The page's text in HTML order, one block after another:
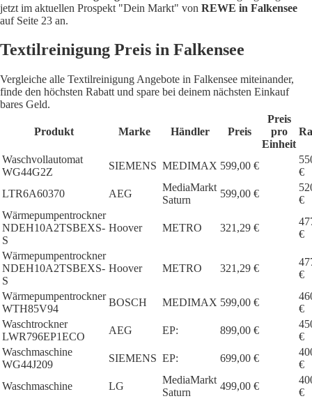
jetzt im aktuellen Prospekt "Dein Markt" von REWE in Falkensee
auf Seite 23 an.
Textilreinigung Preis in Falkensee
Vergleiche alle Textilreinigung Angebote in Falkensee miteinander,
finde den höchsten Rabatt und spare bei deinem nächsten Einkauf
bares Geld.
Produkt Marke Händler Preis
Preis
pro
Einheit
Waschvollautomat
WG44G2Z
SIEMENS MEDIMAX 599,00 €
€
LTR6A60370
AEG
MediaMarkt
Saturn
599,00 €
€
Wärmepumpentrockner
NDEH10A2TSBEXS-
S
Hoover METRO 321,29 €
€
Wärmepumpentrockner
NDEH10A2TSBEXS-
S
Hoover METRO 321,29 €
€
Wärmepumpentrockner
WTH85V94
BOSCH MEDIMAX 599,00 €
€
Waschtrockner
LWR796EP1ECO
AEG EP: 899,00 €
€
Waschmaschine
WG44J209
SIEMENS EP: 699,00 €
€
Waschmaschine
LG
MediaMarkt
Saturn
499,00 €
€